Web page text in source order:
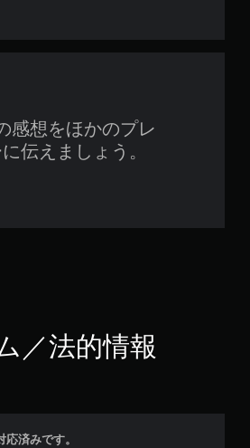
感想をほかのプレ
伝えましょう。
／法的情報
済みです。